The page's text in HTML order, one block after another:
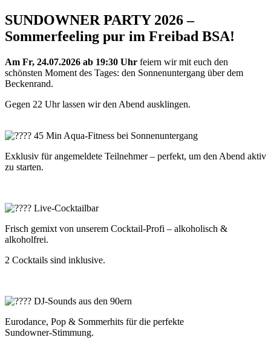
SUNDOWNER PARTY 2026 –
Sommerfeeling pur im Freibad BSA!
Am Fr, 24.07.2026 ab 19:30 Uhr feiern wir mit euch den
schönsten Moment des Tages: den Sonnenuntergang über dem
Beckenrand.
Gegen 22 Uhr lassen wir den Abend ausklingen.
45 Min Aqua-Fitness bei Sonnenuntergang
Exklusiv für angemeldete Teilnehmer – perfekt, um den Abend aktiv
zu starten.
Live-Cocktailbar
Frisch gemixt von unserem Cocktail-Profi – alkoholisch &
alkoholfrei.
2 Cocktails sind inklusive.
DJ-Sounds aus den 90ern
Eurodance, Pop & Sommerhits für die perfekte
Sundowner‑Stimmung.